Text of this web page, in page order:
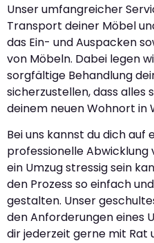
Unser umfangreicher
Transport deiner Möbel
das Ein- und Auspacken
von Möbeln. Dabei legen
sorgfältige Behandlung
sicherzustellen, dass alles
deinem neuen Wohnort in
Bei uns kannst du dich auf
professionelle Abwicklung
ein Umzug stressig sein
den Prozess so einfach
gestalten. Unser
den Anforderungen eines
dir jederzeit gerne mit Rat